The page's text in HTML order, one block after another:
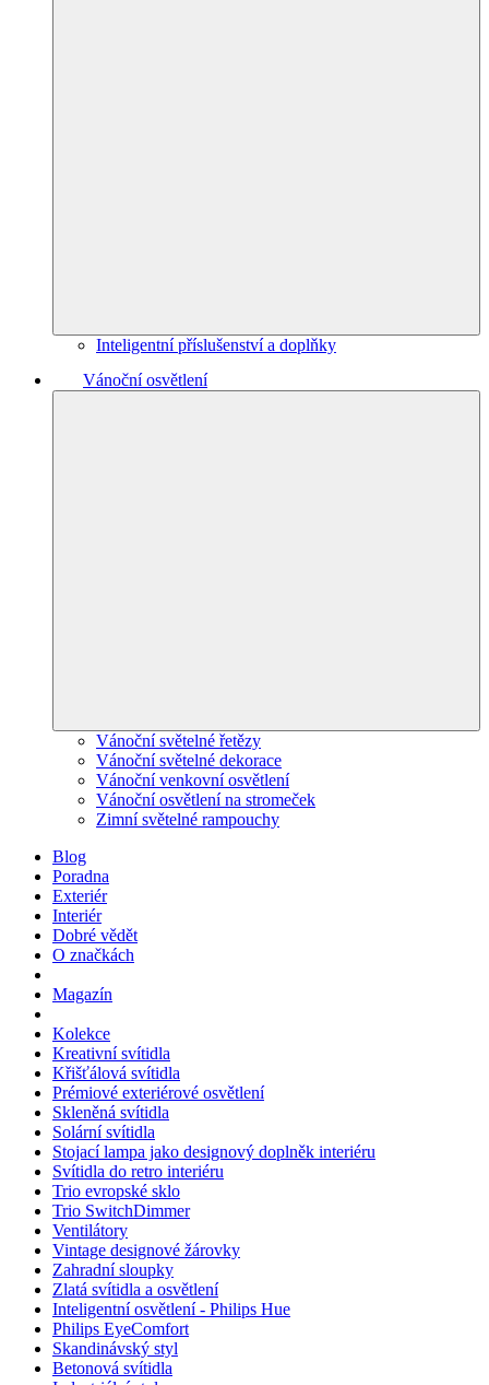
Inteligentní příslušenství a doplňky
Vánoční osvětlení
Vánoční světelné řetězy
Vánoční světelné dekorace
Vánoční venkovní osvětlení
Vánoční osvětlení na stromeček
Zimní světelné rampouchy
Blog
Poradna
Exteriér
Interiér
Dobré vědět
O značkách
Magazín
Kolekce
Kreativní svítidla
Křišťálová svítidla
Prémiové exteriérové osvětlení
Skleněná svítidla
Solární svítidla
Stojací lampa jako designový doplněk interiéru
Svítidla do retro interiéru
Trio evropské sklo
Trio SwitchDimmer
Ventilátory
Vintage designové žárovky
Zahradní sloupky
Zlatá svítidla a osvětlení
Inteligentní osvětlení - Philips Hue
Philips EyeComfort
Skandinávský styl
Betonová svítidla